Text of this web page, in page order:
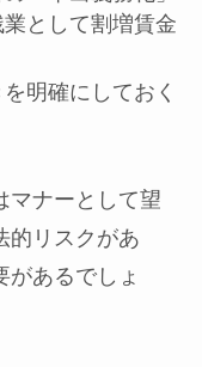
として割増賃金
明確にしておく
マナーとして望
的リスクがあ
があるでしょ